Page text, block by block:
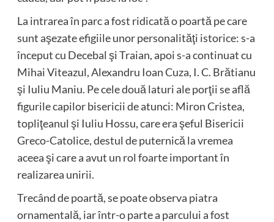
La intrarea în parc a fost ridicată o poartă pe care
sunt aşezate efigiile unor personalităţi istorice: s-a
început cu Decebal şi Traian, apoi s-a continuat cu
Mihai Viteazul, Alexandru Ioan Cuza, I. C. Brătianu
şi Iuliu Maniu. Pe cele două laturi ale porţii se află
figurile capilor bisericii de atunci: Miron Cristea,
topliţeanul şi Iuliu Hossu, care era şeful Bisericii
Greco-Catolice, destul de puternică la vremea
aceea şi care a avut un rol foarte important în
realizarea unirii.
Trecând de poartă, se poate observa piatra
ornamentală, iar într-o parte a parcului a fost